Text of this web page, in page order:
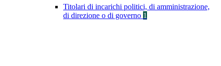
Titolari di incarichi politici, di amministrazione,
di direzione o di governo 1